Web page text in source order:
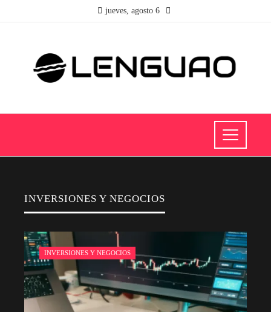
jueves, agosto 6
INVERSIONES Y NEGOCIOS
INVERSIONES Y NEGOCIOS